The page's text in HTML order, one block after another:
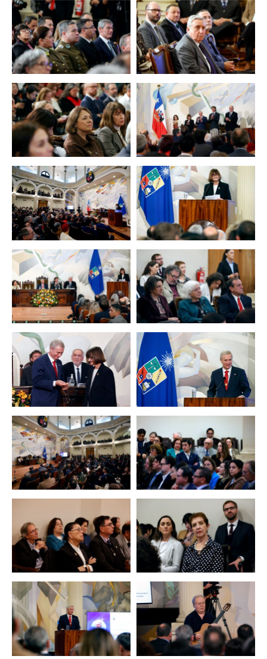
Zoom Zoom
Zoom Zoom
Zoom Zoom
Zoom Zoom
Zoom Zoom
Zoom
Zoom Zoom